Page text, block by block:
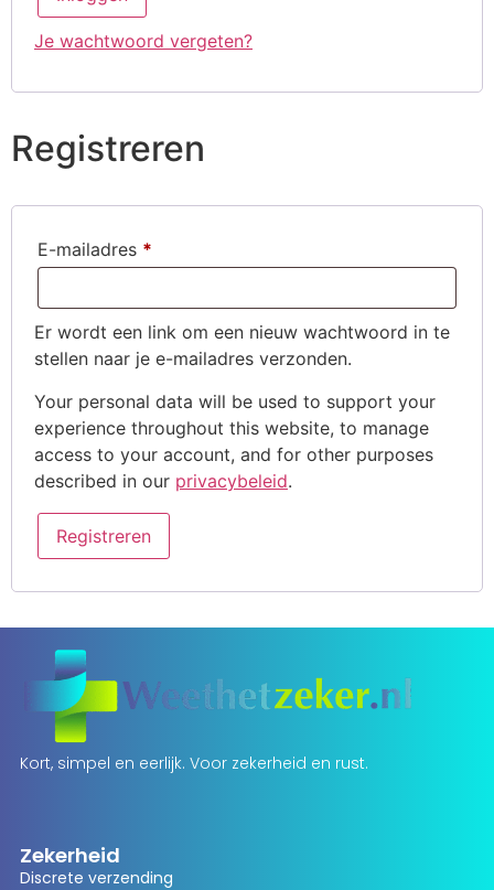
Je wachtwoord vergeten?
Registreren
E-mailadres *
Er wordt een link om een nieuw wachtwoord in te
stellen naar je e-mailadres verzonden.
Your personal data will be used to support your
experience throughout this website, to manage
access to your account, and for other purposes
described in our privacybeleid.
Registreren
Kort, simpel en eerlijk. Voor zekerheid en rust.
Zekerheid
Discrete verzending